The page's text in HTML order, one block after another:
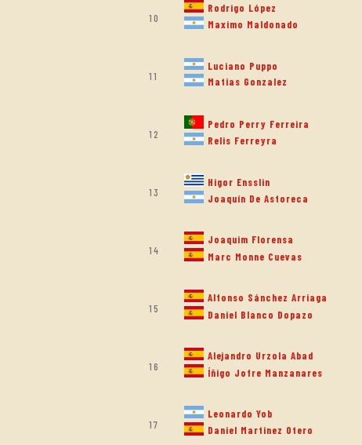
10
Rodrigo López
Maximo Maldonado
11
Luciano Puppo
Matias Gonzalez
12
Pedro Perry Ferreira
Relis Ferreyra
13
Higor Ensslin
Joaquín De Astoreca
14
Joaquim Florensa
Marc Monne Cuevas
15
Alfonso Sánchez Arriaga
Daniel Blanco Dopazo
16
Alejandro Urzola Abad
Íñigo Jofre Manzanares
17
Leonardo Yob
Daniel Martinez Otero